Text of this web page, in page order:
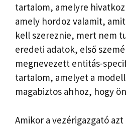
tartalom, amelyre
amely hordoz valamit,
kell szereznie, mert nem
eredeti adatok, első
megnevezett entitás-
tartalom, amelyet a
magabiztos ahhoz, hogy
Amikor a vezérigazgató